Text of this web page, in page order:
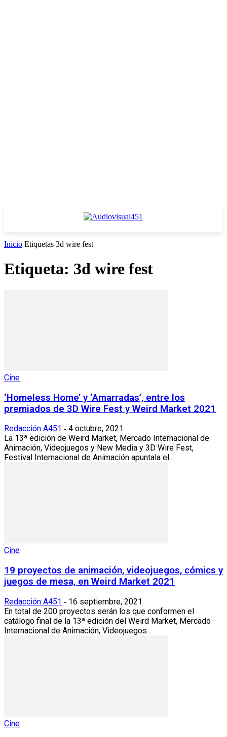
Inicio Etiquetas 3d wire fest
Etiqueta: 3d wire fest
Cine
‘Homeless Home’ y ‘Amarradas’, entre los
premiados de 3D Wire Fest y Weird Market 2021
Redacción A451 - 4 octubre, 2021
La 13ª edición de Weird Market, Mercado Internacional de
Animación, Videojuegos y New Media y 3D Wire Fest,
Festival Internacional de Animación apuntala el...
Cine
19 proyectos de animación, videojuegos, cómics y
juegos de mesa, en Weird Market 2021
Redacción A451 - 16 septiembre, 2021
En total de 200 proyectos serán los que conformen el
catálogo final de la 13ª edición del Weird Market, Mercado
Internacional de Animación, Videojuegos...
Cine